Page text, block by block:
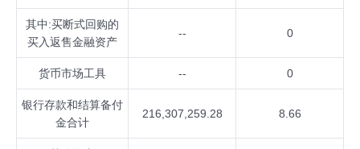
其中:买断式回购的
买入返售金融资产
-- 0
货币市场工具 -- 0
银行存款和结算备付
金合计
216,307,259.28 8.66